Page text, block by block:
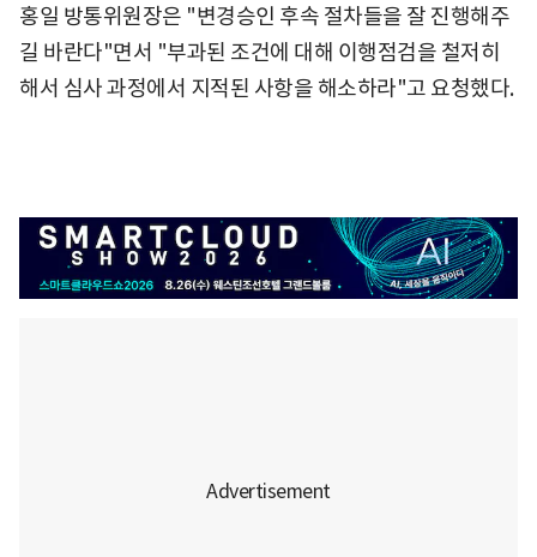
홍일 방통위원장은 "변경승인 후속 절차들을 잘 진행해주
길 바란다"면서 "부과된 조건에 대해 이행점검을 철저히
해서 심사 과정에서 지적된 사항을 해소하라"고 요청했다.